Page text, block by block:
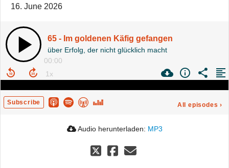
16. June 2026
65 - Im goldenen Käfig gefangen
über Erfolg, der nicht glücklich macht
00:00
Subscribe All episodes ›
Audio herunterladen: MP3